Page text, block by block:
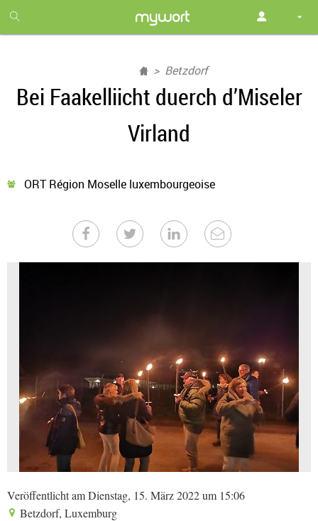
month
free
Betzdorf
Bei Faakelliicht duerch d’Miseler
Virland
ORT Région Moselle luxembourgeoise
Veröffentlicht am Dienstag, 15. März 2022 um 15:06
Betzdorf, Luxemburg